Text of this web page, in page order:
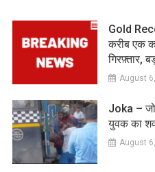
Gold
करीब एक
गिरफ़्तार,
August
Joka –
युवक का
August